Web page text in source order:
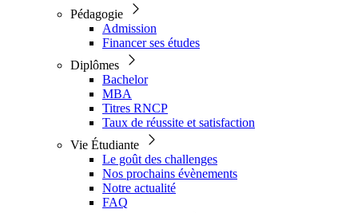
Pédagogie
Admission
Financer ses études
Diplômes
Bachelor
MBA
Titres RNCP
Taux de réussite et satisfaction
Vie Étudiante
Le goût des challenges
Nos prochains évènements
Notre actualité
FAQ